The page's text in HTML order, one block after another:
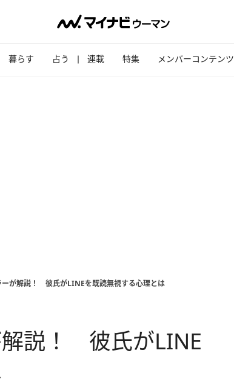
暮らす 占う 連載 特集 メンバーコンテンツ
ーが解説！ 彼氏がLINEを既読無視する心理とは
説！ 彼氏がLINE